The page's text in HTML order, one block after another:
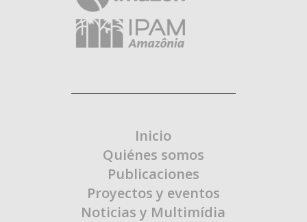
Inicio
Quiénes somos
Publicaciones
Proyectos y eventos
Noticias y Multimídia